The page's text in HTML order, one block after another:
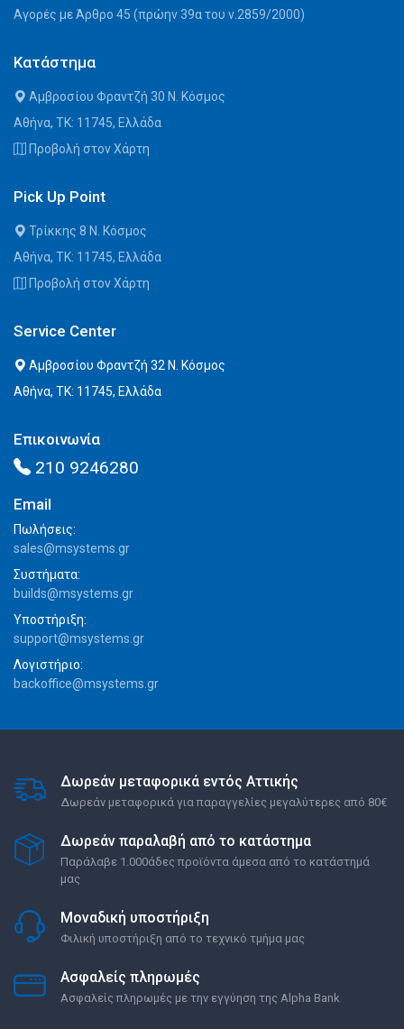
Αγορές με Άρθρο 45 (πρώην 39α του ν.2859/2000)
Κατάστημα
Αμβροσίου Φραντζή 30 Ν. Κόσμος
Αθήνα, ΤΚ: 11745, Ελλάδα
Προβολή στον Χάρτη
Pick Up Point
Τρίκκης 8 Ν. Κόσμος
Αθήνα, ΤΚ: 11745, Ελλάδα
Προβολή στον Χάρτη
Service Center
Αμβροσίου Φραντζή 32 Ν. Κόσμος
Αθήνα, ΤΚ: 11745, Ελλάδα
Επικοινωνία
210 9246280
Email
Πωλήσεις:
sales@msystems.gr
Συστήματα:
builds@msystems.gr
Υποστήριξη:
support@msystems.gr
Λογιστήριο:
backoffice@msystems.gr
Δωρεάν μεταφορικά εντός Αττικής
Δωρεάν μεταφορικά για παραγγελίες μεγαλύτερες από 80€
Δωρεάν παραλαβή από το κατάστημα
Παράλαβε 1.000άδες προϊόντα άμεσα από το κατάστημά
μας
Μοναδική υποστήριξη
Φιλική υποστήριξη από το τεχνικό τμήμα μας
Ασφαλείς πληρωμές
Ασφαλείς πληρωμές με την εγγύηση της Alpha Bank